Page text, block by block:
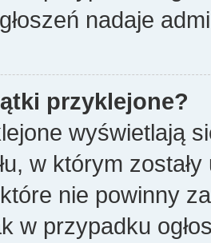
nadaje
przyklejone?
wyświetlają
w którym
nie powinny
w przypadku